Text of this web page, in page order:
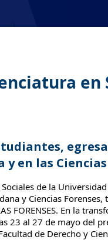
en
en las
de la
y Ciencias
FORENSES. En la
23 al 27 de mayo del
de Derecho y